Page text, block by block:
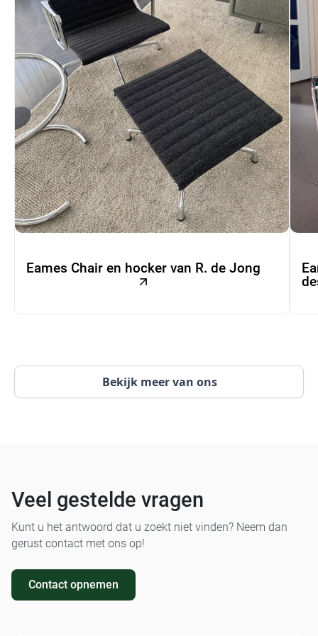
Eames Chair en hocker van R. de Jong
Bekijk meer van ons
Veel gestelde vragen
Kunt u het antwoord dat u zoekt niet vinden? Neem dan
gerust contact met ons op!
Contact opnemen